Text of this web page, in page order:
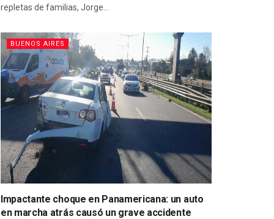
repletas de familias, Jorge...
BUENOS AIRES
Impactante choque en Panamericana: un auto
en marcha atrás causó un grave accidente